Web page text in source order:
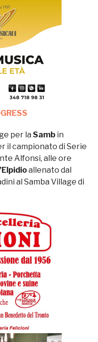
per la Sambin
il campionato di Serie
Alfonsi, alle ore
allenato dal
al Samba Village di